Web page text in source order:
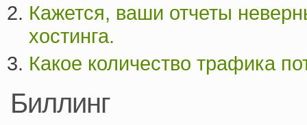
Кажется, ваши отчеты
хостинга.
Какое количество трафика
Биллинг